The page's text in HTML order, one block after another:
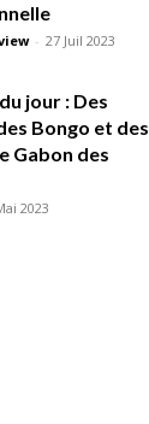
- 27 Juil 2023
jour : Des
Bongo et des
Gabon des
2023